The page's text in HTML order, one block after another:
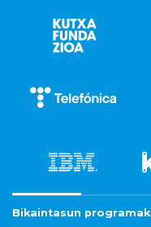
Bikaintasun programak